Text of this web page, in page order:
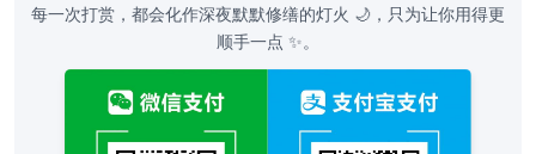
每一次打赏，都会化作深夜默默修缮的灯火 🌙，只为让你用得更
顺手一点 ✨。